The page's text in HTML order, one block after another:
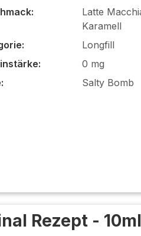
Latte
Karamell
Longfill
0 mg
Salty Bomb
Rezept -